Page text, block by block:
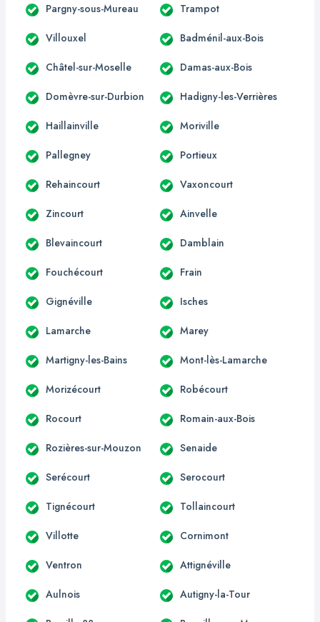
Pargny-sous-Mureau Trampot
Villouxel Badménil-aux-Bois
Châtel-sur-Moselle Damas-aux-Bois
Domèvre-sur-Durbion Hadigny-les-Verrières
Haillainville Moriville
Pallegney Portieux
Rehaincourt Vaxoncourt
Zincourt Ainvelle
Blevaincourt Damblain
Fouchécourt Frain
Gignéville Isches
Lamarche Marey
Martigny-les-Bains Mont-lès-Lamarche
Morizécourt Robécourt
Rocourt Romain-aux-Bois
Rozières-sur-Mouzon Senaide
Serécourt Serocourt
Tignécourt Tollaincourt
Villotte Cornimont
Ventron Attignéville
Aulnois Autigny-la-Tour